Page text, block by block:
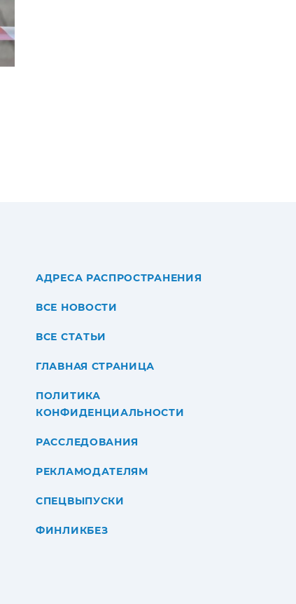
АДРЕСА РАСПРОСТРАНЕНИЯ
ВСЕ НОВОСТИ
ВСЕ СТАТЬИ
ГЛАВНАЯ СТРАНИЦА
ПОЛИТИКА
КОНФИДЕНЦИАЛЬНОСТИ
РАССЛЕДОВАНИЯ
РЕКЛАМОДАТЕЛЯМ
СПЕЦВЫПУСКИ
ФИНЛИКБЕЗ